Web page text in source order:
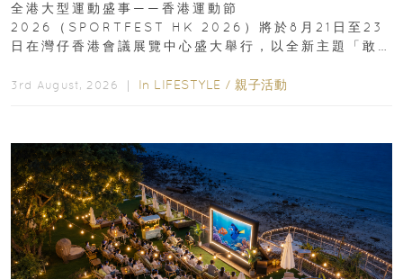
全港大型運動盛事——香港運動節
2026（SPORTFEST HK 2026）將於8月21日至23
日在灣仔香港會議展覽中心盛大舉行，以全新主題「敢
3rd August, 2026 ｜ In LIFESTYLE / 親子活動